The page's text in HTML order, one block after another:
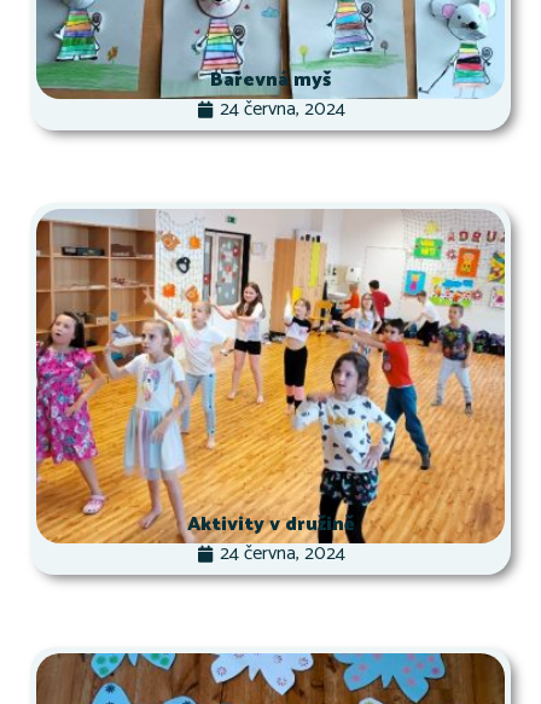
Barevná myš
24 června, 2024
Aktivity v družině
24 června, 2024